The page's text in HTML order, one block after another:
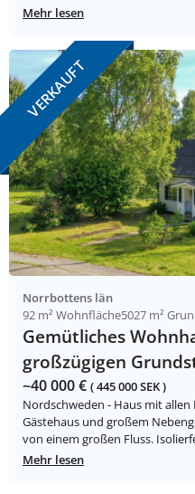
Mehr lesen
VERKAUFT
Norrbottens län
92 m² Wohnfläche5027 m²
Gemütliches
großzügigen
~40 000 € ( 445 000 SEK )
Nordschweden - Haus mit
Gästehaus und großem
von einem großen Fluss.
Mehr lesen